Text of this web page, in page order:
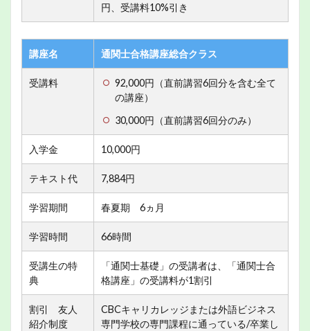
円、受講料10%引き
講座名 通関士合格講座総合クラス
受講料
92,000円（直前講習6回分を含む全て
の講座）
30,000円（直前講習6回分のみ）
入学金 10,000円
テキスト代 7,884円
学習期間 春夏期 6ヵ月
学習時間 66時間
受講生の特
典
「通関士基礎」の受講者は、「通関士合
格講座」の受講料が1割引
割引 友人
紹介制度
CBCキャリカレッジまたは外語ビジネス
専門学校の専門課程に通っている/卒業し